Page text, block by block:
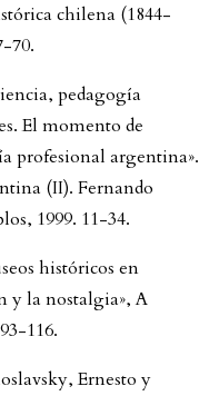
chilena (1844-
70.
pedagogía
El momento de
profesional argentina».
(II). Fernando
1999. 11-34.
históricos en
y la nostalgia», A
116.
Ernesto y